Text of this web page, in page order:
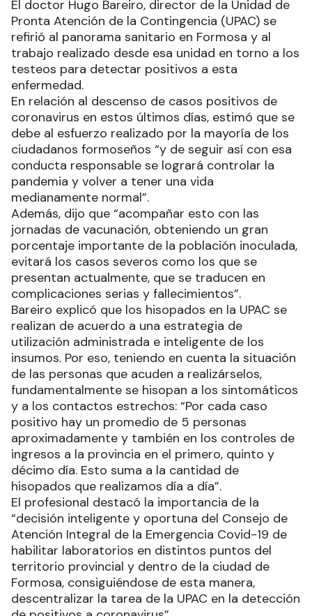
El doctor Hugo Bareiro, director de la Unidad de
Pronta Atención de la Contingencia (UPAC) se
refirió al panorama sanitario en Formosa y al
trabajo realizado desde esa unidad en torno a los
testeos para detectar positivos a esta
enfermedad.
En relación al descenso de casos positivos de
coronavirus en estos últimos días, estimó que se
debe al esfuerzo realizado por la mayoría de los
ciudadanos formoseños “y de seguir así con esa
conducta responsable se logrará controlar la
pandemia y volver a tener una vida
medianamente normal”.
Además, dijo que “acompañar esto con las
jornadas de vacunación, obteniendo un gran
porcentaje importante de la población inoculada,
evitará los casos severos como los que se
presentan actualmente, que se traducen en
complicaciones serias y fallecimientos”.
Bareiro explicó que los hisopados en la UPAC se
realizan de acuerdo a una estrategia de
utilización administrada e inteligente de los
insumos. Por eso, teniendo en cuenta la situación
de las personas que acuden a realizárselos,
fundamentalmente se hisopan a los sintomáticos
y a los contactos estrechos: “Por cada caso
positivo hay un promedio de 5 personas
aproximadamente y también en los controles de
ingresos a la provincia en el primero, quinto y
décimo día. Esto suma a la cantidad de
hisopados que realizamos día a día”.
El profesional destacó la importancia de la
“decisión inteligente y oportuna del Consejo de
Atención Integral de la Emergencia Covid-19 de
habilitar laboratorios en distintos puntos del
territorio provincial y dentro de la ciudad de
Formosa, consiguiéndose de esta manera,
descentralizar la tarea de la UPAC en la detección